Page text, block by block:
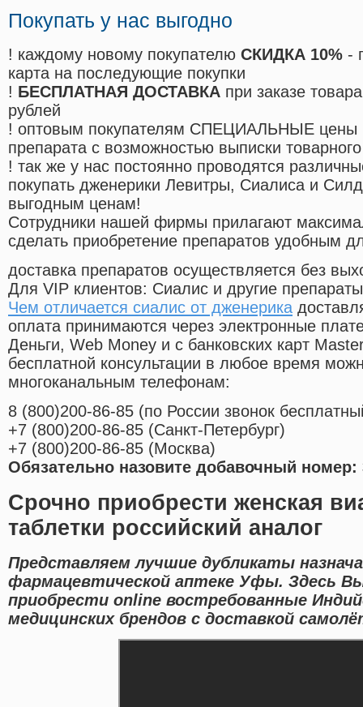
Покупать у нас выгодно
! каждому новому покупателю СКИДКА 10% -
карта на последующие покупки
! БЕСПЛАТНАЯ ДОСТАВКА при заказе
рублей
! оптовым покупателям СПЕЦИАЛЬНЫЕ цены
препарата с возможностью выписки
! так же у нас постоянно проводятся
покупать дженерики Левитры, Сиалиса и
выгодным ценам!
Cотрудники нашей фирмы прилагают
сделать приобретение препаратов удобным
доставка препаратов осуществляется без
Для VIP клиентов: Сиалис и другие
Чем отличается сиалис от дженерика
оплата принимаются через электронные
Деньги, Web Money и с банковских карт
бесплатной консультации в любое время
многоканальным телефонам:
8 (800)200-86-85 (по России звонок
+7 (800)200-86-85 (Санкт-Петербург)
+7 (800)200-86-85 (Москва)
Обязательно назовите добавочный номер:
Срочно приобрести женская
таблетки российский аналог
Представляем лучшие дубликаты
фармацевтической аптеке Уфы. Здесь
приобрести online востребованные
медицинских брендов с доставкой